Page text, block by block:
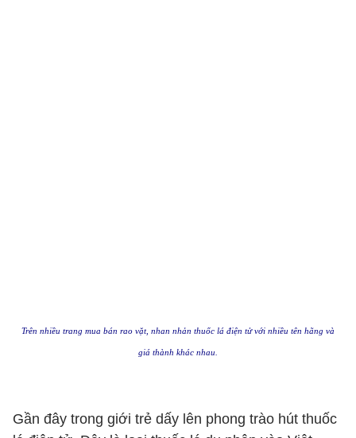
Trên nhiều trang mua bán rao vặt, nhan nhản thuốc lá điện tử với nhiều tên hãng và
giá thành khác nhau.
Gần đây trong giới trẻ dấy lên phong trào hút thuốc